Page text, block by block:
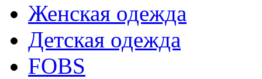
Женская одежда
Детская одежда
FOBS